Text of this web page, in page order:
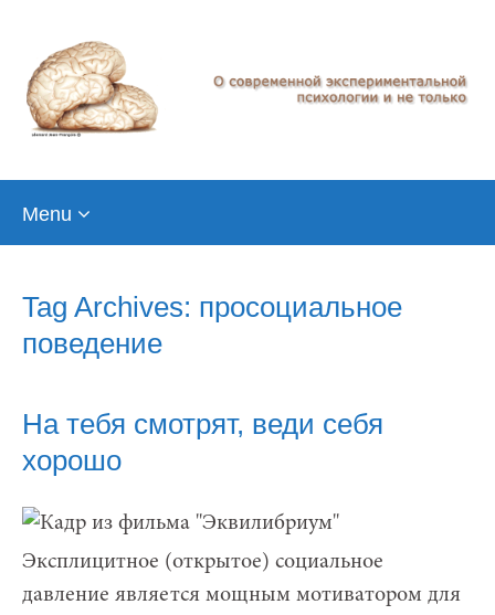
Menu
Tag Archives: просоциальное
поведение
На тебя смотрят, веди себя
хорошо
Эксплицитное (открытое) социальное
давление является мощным мотиватором для